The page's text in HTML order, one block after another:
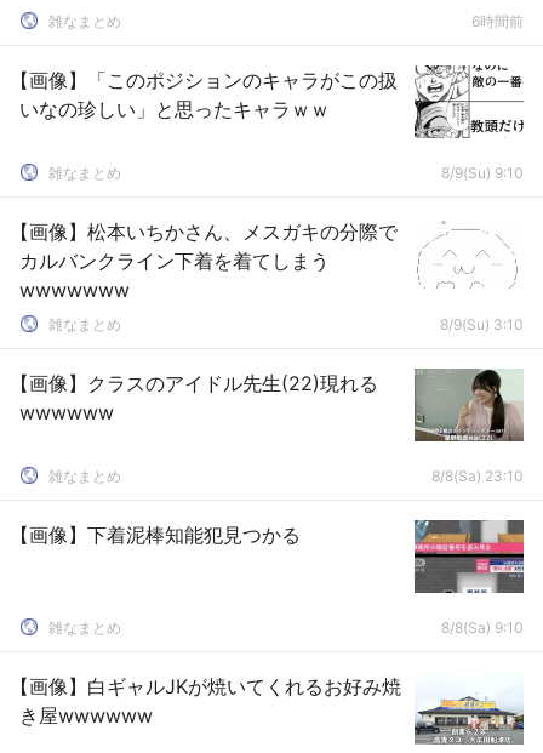
ｗ 雑なまとめ 6時間前
【画像】「このポジションのキャラがこの扱
いなの珍しい」と思ったキャラｗｗ
雑なまとめ 8/9(Su) 9:10
【画像】松本いちかさん、メスガキの分際で
カルバンクライン下着を着てしまう
wwwwwww
雑なまとめ 8/9(Su) 3:10
【画像】クラスのアイドル先生(22)現れる
wwwwww
雑なまとめ 8/8(Sa) 23:10
【画像】下着泥棒知能犯見つかる
雑なまとめ 8/8(Sa) 9:10
【画像】白ギャルJKが焼いてくれるお好み焼
き屋wwwwww